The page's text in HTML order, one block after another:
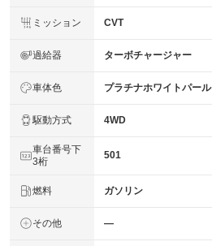
ミッション CVT
過給器 ターボチャージャー
車体色 プラチナホワイトパール
駆動方式 4WD
車台番号下
3桁
501
燃料 ガソリン
その他 ―